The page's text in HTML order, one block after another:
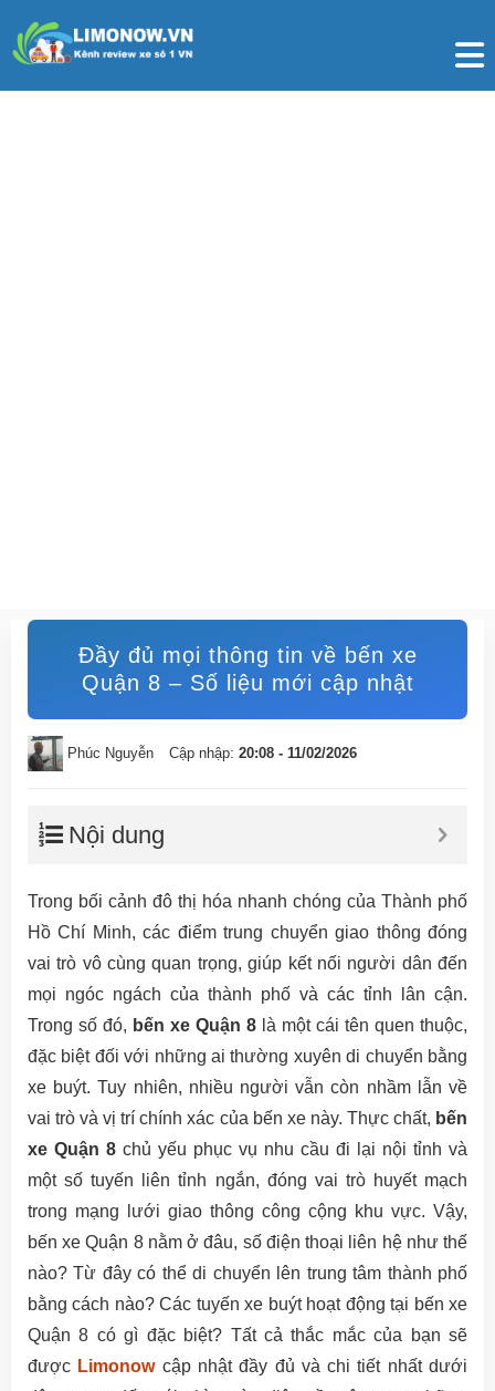
Đầy đủ mọi thông tin về bến xe
Quận 8 – Số liệu mới cập nhật
Phúc Nguyễn Cập nhập: 20:08 - 11/02/2026
Nội dung
Trong bối cảnh đô thị hóa nhanh chóng của Thành phố
Hồ Chí Minh, các điểm trung chuyển giao thông đóng
vai trò vô cùng quan trọng, giúp kết nối người dân đến
mọi ngóc ngách của thành phố và các tỉnh lân cận.
Trong số đó, bến xe Quận 8 là một cái tên quen thuộc,
đặc biệt đối với những ai thường xuyên di chuyển bằng
xe buýt. Tuy nhiên, nhiều người vẫn còn nhầm lẫn về
vai trò và vị trí chính xác của bến xe này. Thực chất, bến
xe Quận 8 chủ yếu phục vụ nhu cầu đi lại nội tỉnh và
một số tuyến liên tỉnh ngắn, đóng vai trò huyết mạch
trong mạng lưới giao thông công cộng khu vực. Vậy,
bến xe Quận 8 nằm ở đâu, số điện thoại liên hệ như thế
nào? Từ đây có thể di chuyển lên trung tâm thành phố
bằng cách nào? Các tuyến xe buýt hoạt động tại bến xe
Quận 8 có gì đặc biệt? Tất cả thắc mắc của bạn sẽ
được Limonowcập nhật đầy đủ và chi tiết nhất dưới